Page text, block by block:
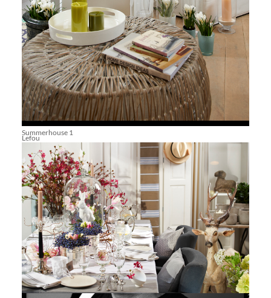
Lefou
Summerhouse 1